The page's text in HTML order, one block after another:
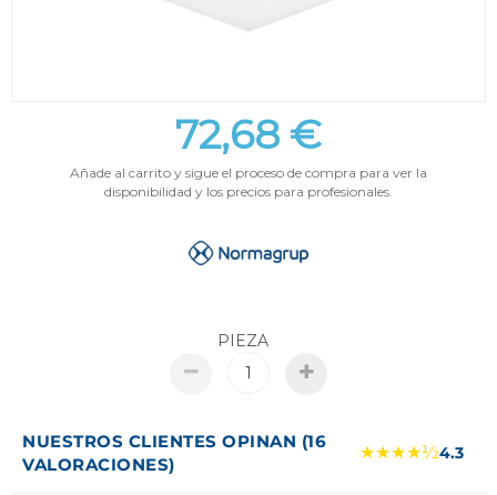
72,68 €
Añade al carrito y sigue el proceso de compra para ver la
disponibilidad y los precios para profesionales.
PIEZA
NUESTROS CLIENTES OPINAN (16
VALORACIONES)
★★★★½4.3